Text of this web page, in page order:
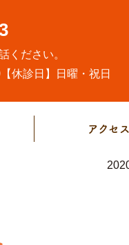
ください。
【休診日】日曜・祝日
アクセス